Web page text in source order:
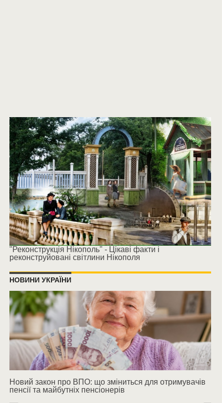
"Реконструкція Нікополь" - Цікаві факти і
реконструйовані світлини Нікополя
НОВИНИ УКРАЇНИ
Новий закон про ВПО: що зміниться для отримувачів
пенсії та майбутніх пенсіонерів